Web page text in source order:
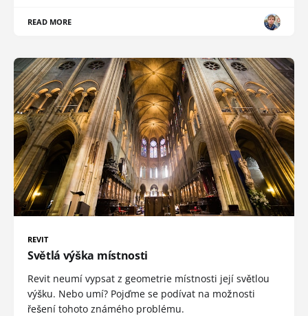
READ MORE
REVIT
Světlá výška místnosti
Revit neumí vypsat z geometrie místnosti její světlou
výšku. Nebo umí? Pojďme se podívat na možnosti
řešení tohoto známého problému.